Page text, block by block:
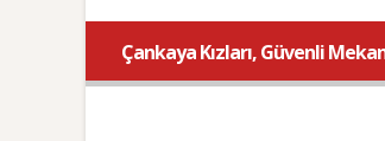
Çankaya Kızları, Güvenli